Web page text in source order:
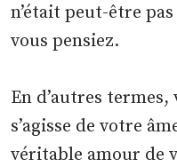
n’était peut-être
vous pensiez.
En d’autres termes,
s’agisse de votre
véritable amour de